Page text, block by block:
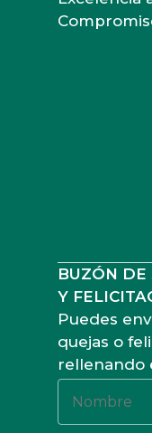
BUZÓN DE
Y
Puedes
quejas o
rellenando